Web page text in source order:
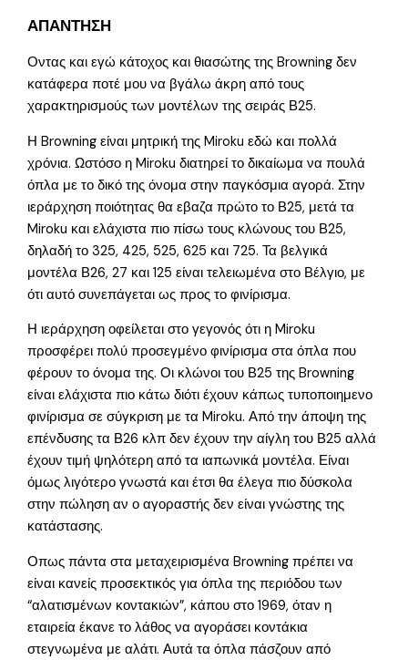
ΑΠΑΝΤΗΣΗ
Οντας και εγώ κάτοχος και θιασώτης της Browning δεν
κατάφερα ποτέ μου να βγάλω άκρη από τους
χαρακτηρισμούς των μοντέλων της σειράς Β25.
Η Browning είναι μητρική της Miroku εδώ και πολλά
χρόνια. Ωστόσο η Miroku διατηρεί το δικαίωμα να πουλά
όπλα με το δικό της όνομα στην παγκόσμια αγορά. Στην
ιεράρχηση ποιότητας θα εβαζα πρώτο το Β25, μετά τα
Miroku και ελάχιστα πιο πίσω τους κλώνους του Β25,
δηλαδή το 325, 425, 525, 625 και 725. Τα βελγικά
μοντέλα Β26, 27 και 125 είναι τελειωμένα στο Βέλγιο, με
ότι αυτό συνεπάγεται ως προς το φινίρισμα.
Η ιεράρχηση οφείλεται στο γεγονός ότι η Miroku
προσφέρει πολύ προσεγμένο φινίρισμα στα όπλα που
φέρουν το όνομα της. Οι κλώνοι του Β25 της Browning
είναι ελάχιστα πιο κάτω διότι έχουν κάπως τυποποιημενο
φινίρισμα σε σύγκριση με τα Miroku. Από την άποψη της
επένδυσης τα Β26 κλπ δεν έχουν την αίγλη του Β25 αλλά
έχουν τιμή ψηλότερη από τα ιαπωνικά μοντέλα. Είναι
όμως λιγότερο γνωστά και έτσι θα έλεγα πιο δύσκολα
στην πώληση αν ο αγοραστής δεν είναι γνώστης της
κατάστασης.
Οπως πάντα στα μεταχειρισμένα Browning πρέπει να
είναι κανείς προσεκτικός για όπλα της περιόδου των
“αλατισμένων κοντακιών”, κάπου στο 1969, όταν η
εταιρεία έκανε το λάθος να αγοράσει κοντάκια
στεγνωμένα με αλάτι. Αυτά τα όπλα πάσζουν από